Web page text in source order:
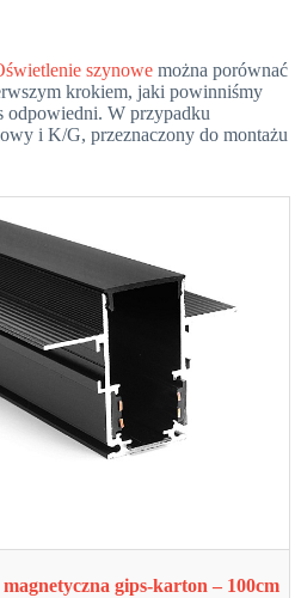
szynowe można porównać
krokiem, jaki powinniśmy
odpowiedni. W przypadku
i K/G, przeznaczony do montażu
magnetyczna gips-karton – 100cm